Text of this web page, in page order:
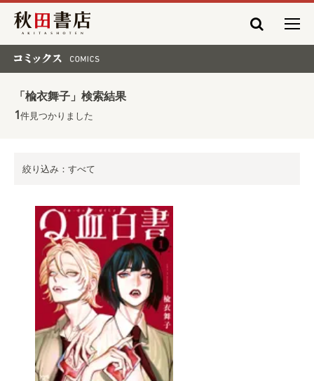
秋田書店
「楡衣舞子」検索結果
1件見つかりました
絞り込み：すべて